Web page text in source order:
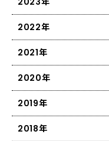
2022年
2021年
2020年
2019年
2018年